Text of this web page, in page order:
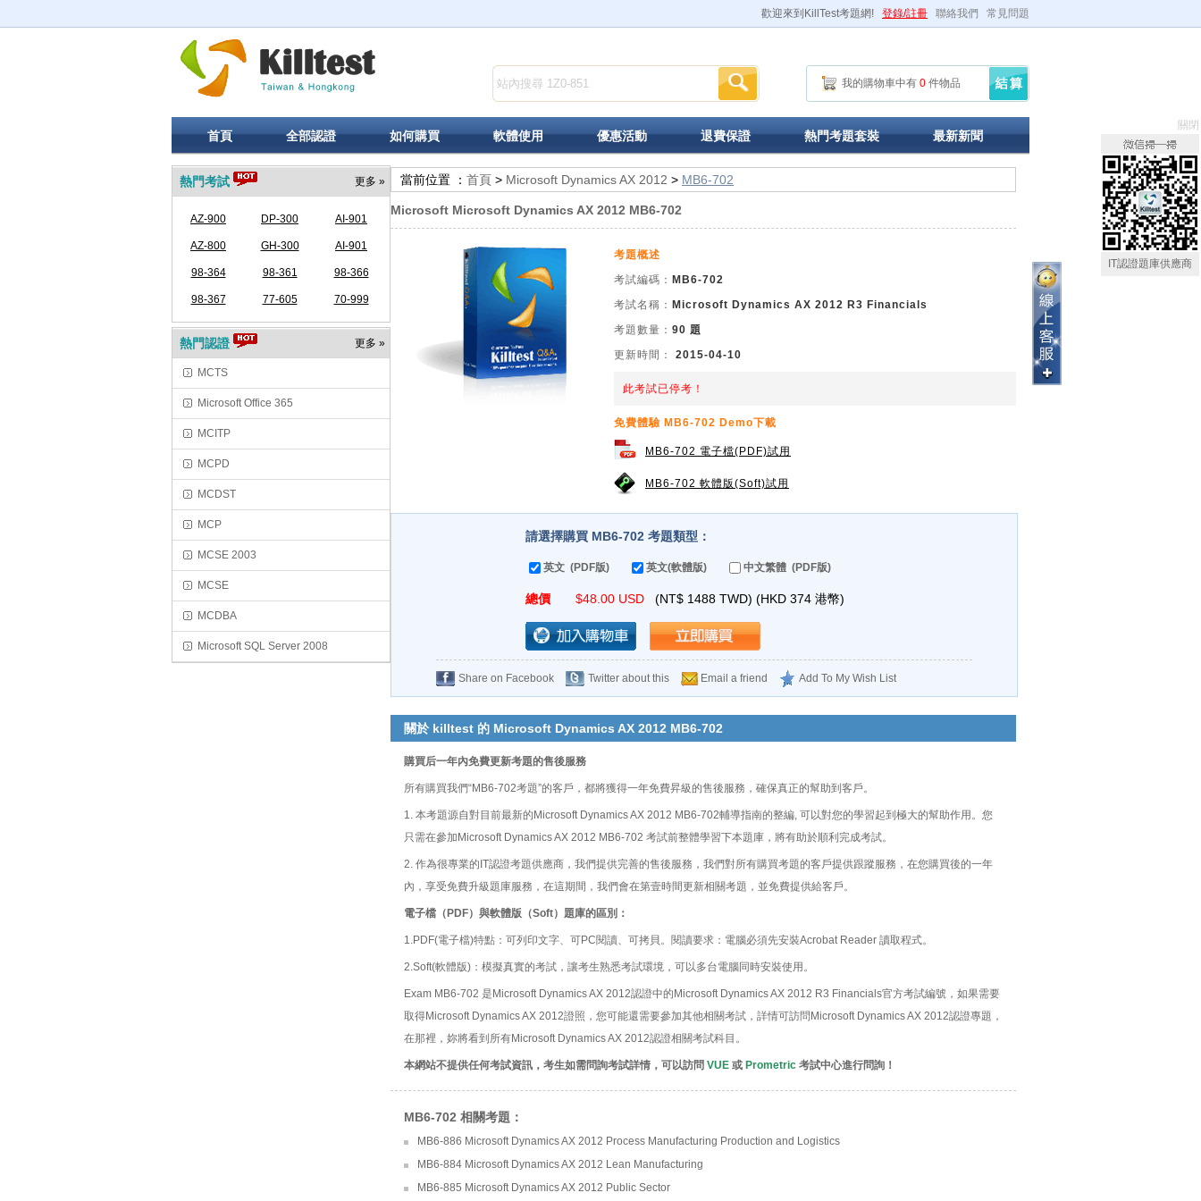
關閉
IT認證題庫供應商
歡迎來到KillTest考題網! 登錄/註冊 聯絡我們 常見問題
我的購物車中有 0 件物品
首頁 全部認證 如何購買 軟體使用 優惠活動 退費保證 熱門考題套裝 最新新聞
更多 »
熱門考試
AZ-900 DP-300 AI-901
AZ-800 GH-300 AI-901
98-364 98-361 98-366
98-367 77-605 70-999
更多 »
熱門認證
MCTS
Microsoft Office 365
MCITP
MCPD
MCDST
MCP
MCSE 2003
MCSE
MCDBA
Microsoft SQL Server 2008
當前位置 ： 首頁 > Microsoft Dynamics AX 2012 > MB6-702
Microsoft Microsoft Dynamics AX 2012 MB6-702
考題概述
考試編碼： MB6-702
考試名稱： Microsoft Dynamics AX 2012 R3 Financials
考題數量： 90 題
更新時間：
2015-04-10
此考試已停考！
免費體驗 MB6-702 Demo下載
MB6-702 電子檔(PDF)試用
MB6-702 軟體版(Soft)試用
請選擇購買 MB6-702 考題類型：
英文 (PDF版) 英文(軟體版) 中文繁體 (PDF版)
總價 $48.00 USD (NT$ 1488 TWD) (HKD 374 港幣)
Share on Facebook Twitter about this Email a friend Add To My Wish List
關於 killtest 的 Microsoft Dynamics AX 2012 MB6-702
購買后一年內免費更新考題的售後服務
所有購買我們“MB6-702考題”的客戶，都將獲得一年免費昇級的售後服務，確保真正的幫助到客戶。
1. 本考題源自對目前最新的Microsoft Dynamics AX 2012 MB6-702輔導指南的整編, 可以對您的學習起到極大的幫助作用。您
只需在參加Microsoft Dynamics AX 2012 MB6-702 考試前整體學習下本題庫，將有助於順利完成考試。
2. 作為很專業的IT認證考題供應商，我們提供完善的售後服務，我們對所有購買考題的客戶提供跟蹤服務，在您購買後的一年
內，享受免費升級題庫服務，在這期間，我們會在第壹時間更新相關考題，並免費提供給客戶。
電子檔（PDF）與軟體版（Soft）題庫的區別：
1.PDF(電子檔)特點：可列印文字、可PC閱讀、可拷貝。閱讀要求：電腦必須先安裝Acrobat Reader 讀取程式。
2.Soft(軟體版)：模擬真實的考試，讓考生熟悉考試環境，可以多台電腦同時安裝使用。
Exam MB6-702 是Microsoft Dynamics AX 2012認證中的Microsoft Dynamics AX 2012 R3 Financials官方考試編號，如果需要
取得Microsoft Dynamics AX 2012證照，您可能還需要參加其他相關考試，詳情可訪問Microsoft Dynamics AX 2012認證專題，
在那裡，妳將看到所有Microsoft Dynamics AX 2012認證相關考試科目。
本網站不提供任何考試資訊，考生如需問詢考試詳情，可以訪問 VUE 或 Prometric 考試中心進行問詢！
MB6-702 相關考題：
MB6-886 Microsoft Dynamics AX 2012 Process Manufacturing Production and Logistics
MB6-884 Microsoft Dynamics AX 2012 Lean Manufacturing
MB6-885 Microsoft Dynamics AX 2012 Public Sector